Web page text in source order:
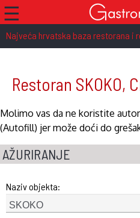
☰
Najveća hrvatska baza restorana i
Restoran SKOKO,
Molimo vas da ne koristite
(Autofill) jer može doći do
AŽURIRANJE
Naziv objekta: